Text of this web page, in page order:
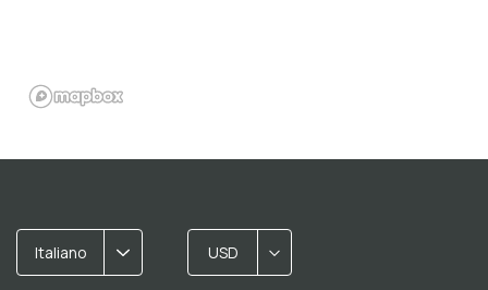
Italiano USD